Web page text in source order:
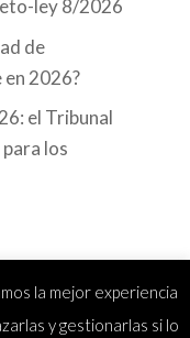
ley 8/2026
de
2026?
el Tribunal
los
la mejor experiencia
y gestionarlas si lo